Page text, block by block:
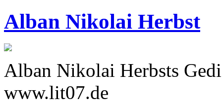
Alban Nikolai Herbst
Alban Nikolai Herbsts
www.lit07.de